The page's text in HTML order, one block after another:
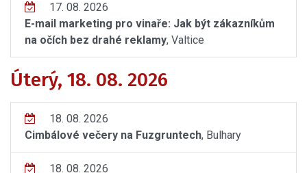
17. 08. 2026
E-mail marketing pro vinaře: Jak být zákazníkům
na očích bez drahé reklamy, Valtice
Úterý, 18. 08. 2026
18. 08. 2026
Cimbálové večery na Fuzgruntech, Bulhary
18. 08. 2026